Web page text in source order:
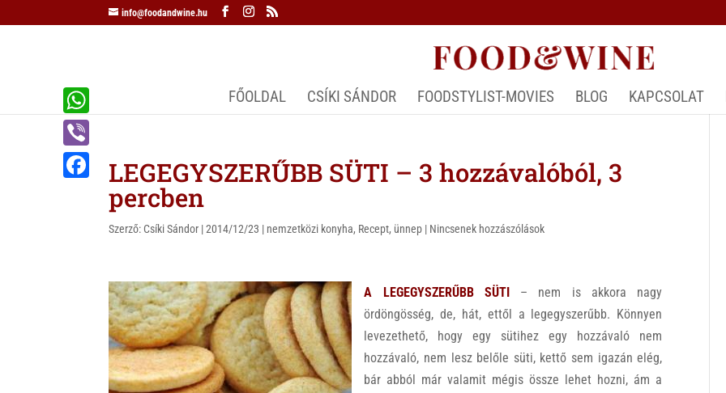
info@foodandwine.hu
FŐOLDAL CSÍKI SÁNDOR FOODSTYLIST-MOVIES BLOG KAPCSOLAT
LEGEGYSZERŰBB SÜTI – 3 hozzávalóból, 3
percben
Szerző: Csíki Sándor |2014/12/23 | nemzetközi konyha, Recept, ünnep | Nincsenek hozzászólások
A LEGEGYSZERŰBB SÜTI– nem is akkora nagy
ördöngösség, de, hát, ettől a legegyszerűbb. Könnyen
levezethető, hogy egy sütihez egy hozzávaló nem
hozzávaló, nem lesz belőle süti, kettő sem igazán elég,
bár abból már valamit mégis össze lehet hozni, ám a
W
h
a
V